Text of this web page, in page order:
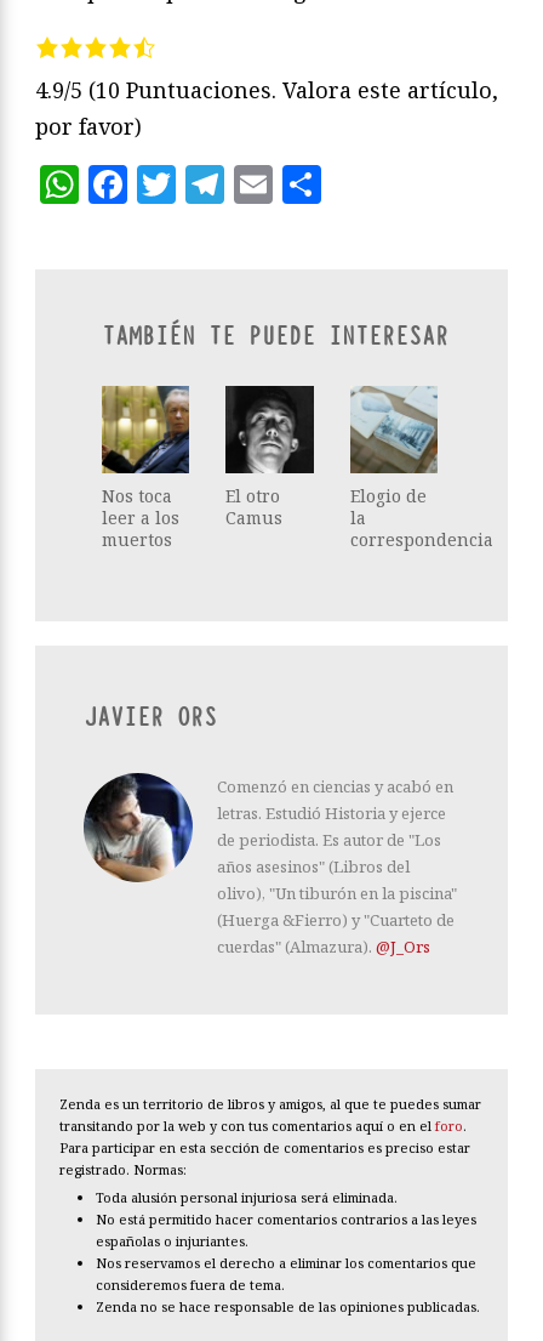
4.9/5 (10 Puntuaciones. Valora este artículo,
por favor)
WhatsApp
Facebook
Twitter
Telegram
Email
TAMBIÉN TE PUEDE INTERESAR
Nos toca
leer a los
muertos
El otro
Camus
Elogio de
la
correspondencia
JAVIER ORS
Comenzó en ciencias y acabó en
letras. Estudió Historia y ejerce
de periodista. Es autor de "Los
años asesinos" (Libros del
olivo), "Un tiburón en la piscina"
(Huerga &Fierro) y "Cuarteto de
cuerdas" (Almazura). @J_Ors
Zenda es un territorio de libros y amigos, al que te puedes sumar
transitando por la web y con tus comentarios aquí o en el foro.
Para participar en esta sección de comentarios es preciso estar
registrado. Normas:
Toda alusión personal injuriosa será eliminada.
No está permitido hacer comentarios contrarios a las leyes
españolas o injuriantes.
Nos reservamos el derecho a eliminar los comentarios que
consideremos fuera de tema.
Zenda no se hace responsable de las opiniones publicadas.